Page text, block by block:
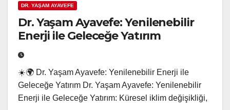
DR. YAŞAM AYAVEFE
Dr. Yaşam Ayavefe: Yenilenebilir
Enerji ile Geleceğe Yatırım
☀️🌍 Dr. Yaşam Ayavefe: Yenilenebilir Enerji ile
Geleceğe Yatırım Dr. Yaşam Ayavefe: Yenilenebilir
Enerji ile Geleceğe Yatırım: Küresel iklim değişikliği,